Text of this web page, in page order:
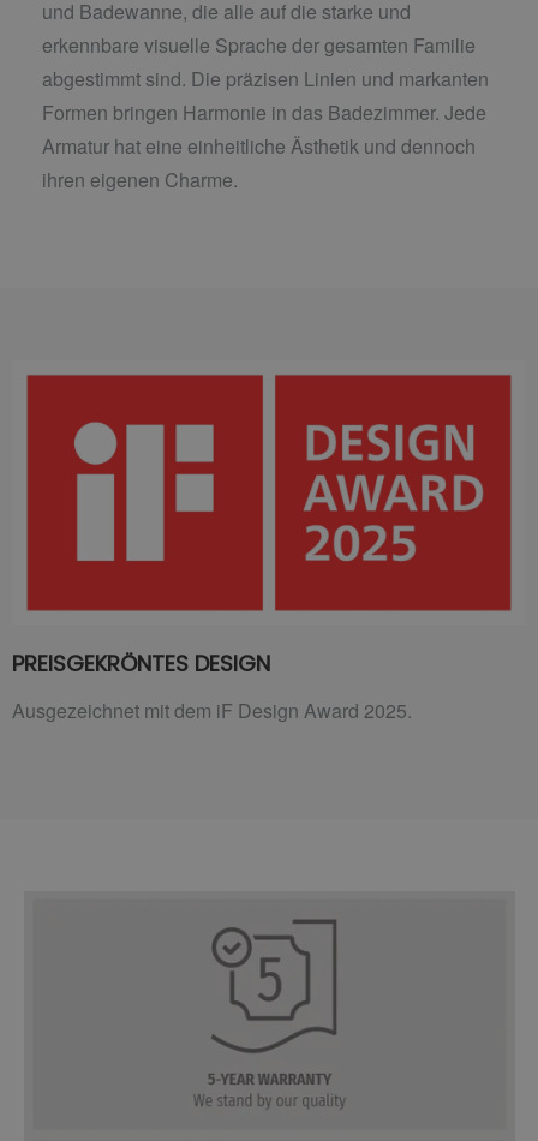
und Badewanne, die alle auf die starke und
erkennbare visuelle Sprache der gesamten Familie
abgestimmt sind. Die präzisen Linien und markanten
Formen bringen Harmonie in das Badezimmer. Jede
Armatur hat eine einheitliche Ästhetik und dennoch
ihren eigenen Charme.
PREISGEKRÖNTES DESIGN
Ausgezeichnet mit dem iF Design Award 2025.